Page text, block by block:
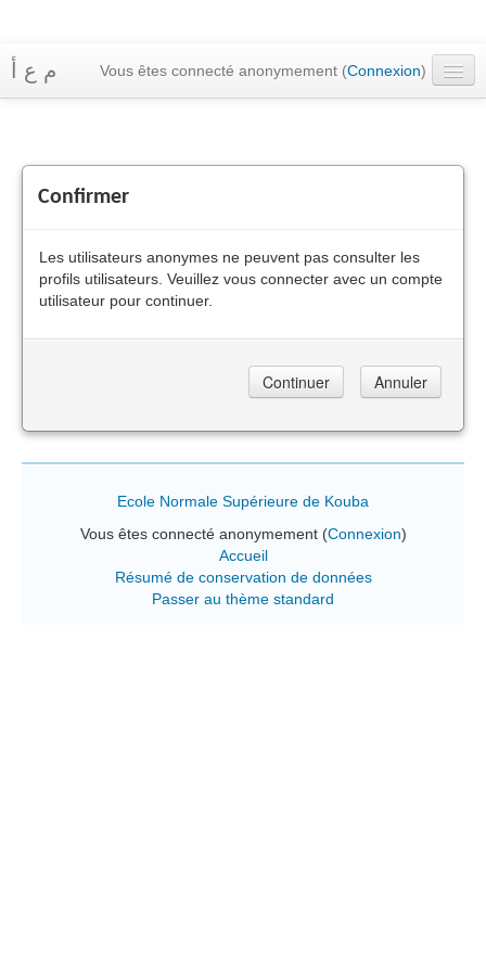
م ع أ Vous êtes connecté anonymement (Connexion)
Messagerie
Confirmer
Les utilisateurs anonymes ne peuvent pas consulter les
profils utilisateurs. Veuillez vous connecter avec un compte
utilisateur pour continuer.
Ecole Normale Supérieure de Kouba
Vous êtes connecté anonymement (Connexion)
Accueil
Résumé de conservation de données
Passer au thème standard